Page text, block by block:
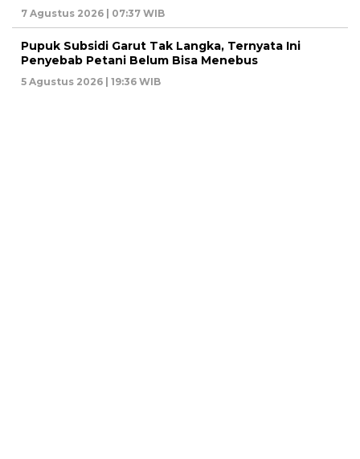
7 Agustus 2026 | 07:37 WIB
Pupuk Subsidi Garut Tak Langka, Ternyata Ini
Penyebab Petani Belum Bisa Menebus
5 Agustus 2026 | 19:36 WIB